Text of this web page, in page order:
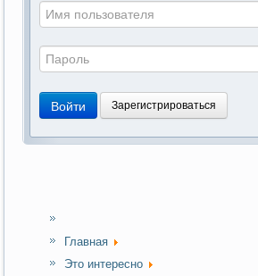
Войти Зарегистрироваться
Главная
Это интересно